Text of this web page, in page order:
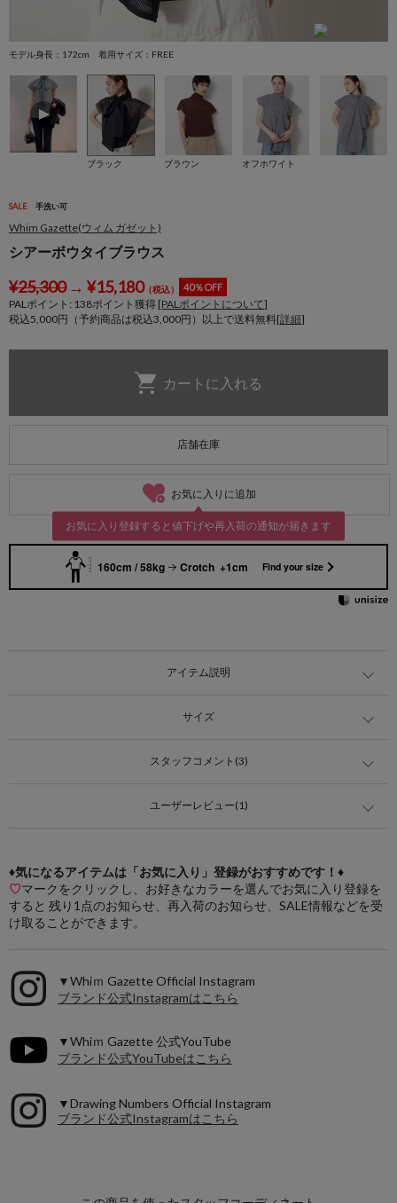
モデル身長：172cm 着用サイズ：FREE
ブラック ブラウン オフホワイト
SALE 手洗い可
Whim Gazette(ウィム ガゼット)
シアーボウタイブラウス
¥25,300→ ¥15,180（税込） 40％OFF
PALポイント: 138ポイント獲得 [PALポイントについて]
税込5,000円（予約商品は税込3,000円）以上で送料無料[詳細]
店舗在庫
お気に入りに追加
お気に入り登録すると値下げや再入荷の通知が届きます
160cm / 58kg Crotch +1cm Find your size
アイテム説明
サイズ
スタッフコメント(3)
ユーザーレビュー(1)
♦気になるアイテムは「お気に入り」登録がおすすめです！♦
♡マークをクリックし、お好きなカラーを選んでお気に入り登録を
すると 残り1点のお知らせ、再入荷のお知らせ、SALE情報などを受
け取ることができます。
▼Whiｍ Gazette Official Instagram
ブランド公式Instagramはこちら
▼Whiｍ Gazette 公式YouTube
ブランド公式YouTubeはこちら
▼Drawing Numbers Official Instagram
ブランド公式Instagramはこちら